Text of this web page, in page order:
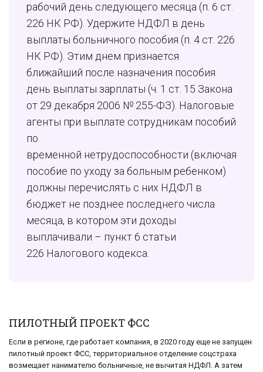
рабочий день следующего месяца (п. 6 ст.
226 НК РФ). Удержите НДФЛ в день
выплаты больничного пособия (п. 4 ст. 226
НК РФ). Этим днем признается
ближайший после назначения пособия
день выплаты зарплаты (ч. 1 ст. 15 Закона
от 29 декабря 2006 № 255-ФЗ). Налоговые
агенты при выплате сотрудникам пособий
по
временной нетрудоспособности (включая
пособие по уходу за больным ребенком)
должны перечислять с них НДФЛ в
бюджет не позднее последнего числа
месяца, в котором эти доходы
выплачивали – пункт 6 статьи
226 Налогового кодекса.
ПИЛОТНЫЙ ПРОЕКТ ФСС
Если в регионе, где работает компания, в 2020 году еще не запущен
пилотный проект ФСС, территориальное отделение соцстраха
возмещает нанимателю больничные, не вычитая НДФЛ. А затем